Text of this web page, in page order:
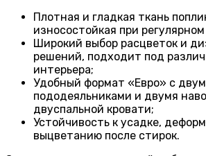
Плотная и гладкая ткань
износостойкая при
Широкий выбор расцветок и
решений, подходит под
интерьера;
Удобный формат «Евро» с
пододеяльниками и двумя
двуспальной кровати;
Устойчивость к усадке,
выцветанию после стирок.